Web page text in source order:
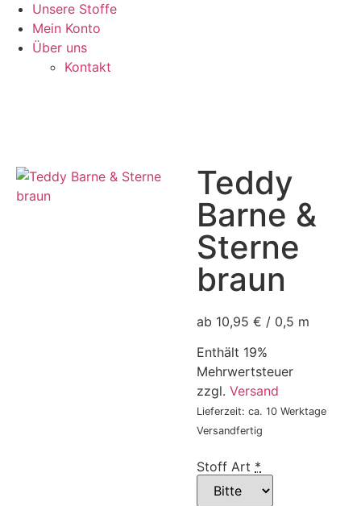
Unsere Stoffe
Mein Konto
Über uns
Kontakt
Teddy
Barne &
Sterne
braun
ab 10,95 € / 0,5 m
Enthält 19%
Mehrwertsteuer
zzgl. Versand
Lieferzeit: ca. 10 Werktage
Versandfertig
Stoff Art *